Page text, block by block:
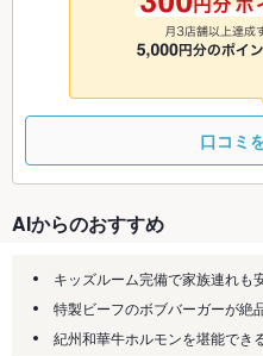
◎
口コミ
AIからのおすすめ
キッズルーム完備で家族連れも
特製ビーフのボブバーガーが絶
紀州和華牛ホルモンを堪能でき